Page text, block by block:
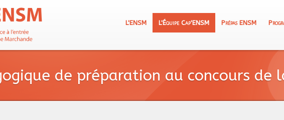
L'ENSM L'Équipe Cap'ENSM Prépas ENSM
de préparation au concours de